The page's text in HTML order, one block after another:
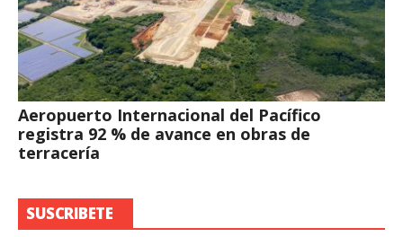
Aeropuerto Internacional del Pacífico
registra 92 % de avance en obras de
terracería
SUSCRIBETE